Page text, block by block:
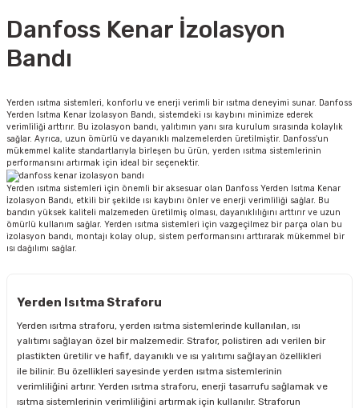
Danfoss Kenar İzolasyon
Bandı
Yerden ısıtma sistemleri, konforlu ve enerji verimli bir ısıtma deneyimi sunar. Danfoss
Yerden Isıtma Kenar İzolasyon Bandı, sistemdeki ısı kaybını minimize ederek
verimliliği arttırır. Bu izolasyon bandı, yalıtımın yanı sıra kurulum sırasında kolaylık
sağlar. Ayrıca, uzun ömürlü ve dayanıklı malzemelerden üretilmiştir. Danfoss'un
mükemmel kalite standartlarıyla birleşen bu ürün, yerden ısıtma sistemlerinin
performansını artırmak için ideal bir seçenektir.
Yerden ısıtma sistemleri için önemli bir aksesuar olan Danfoss Yerden Isıtma Kenar
İzolasyon Bandı, etkili bir şekilde ısı kaybını önler ve enerji verimliliği sağlar. Bu
bandın yüksek kaliteli malzemeden üretilmiş olması, dayanıklılığını arttırır ve uzun
ömürlü kullanım sağlar. Yerden ısıtma sistemleri için vazgeçilmez bir parça olan bu
izolasyon bandı, montajı kolay olup, sistem performansını arttırarak mükemmel bir
ısı dağılımı sağlar.
Yerden Isıtma Straforu
Yerden ısıtma straforu, yerden ısıtma sistemlerinde kullanılan, ısı
yalıtımı sağlayan özel bir malzemedir. Strafor, polistiren adı verilen bir
plastikten üretilir ve hafif, dayanıklı ve ısı yalıtımı sağlayan özellikleri
ile bilinir. Bu özellikleri sayesinde yerden ısıtma sistemlerinin
verimliliğini artırır. Yerden ısıtma straforu, enerji tasarrufu sağlamak ve
ısıtma sistemlerinin verimliliğini artırmak için kullanılır. Straforun